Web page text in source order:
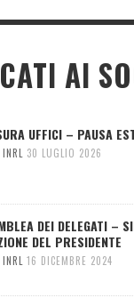
AI
UFFICI – PAUSA
30 LUGLIO 2026
DEI DELEGATI –
DEL PRESIDENTE
16 DICEMBRE 2024